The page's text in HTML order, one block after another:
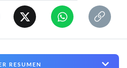
RESUMEN